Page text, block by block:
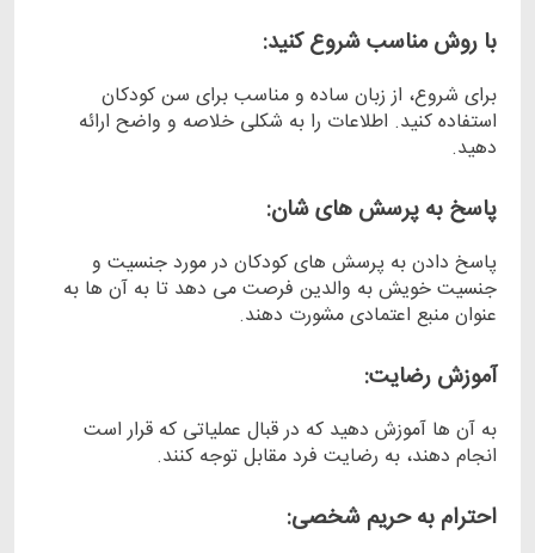
با روش مناسب شروع کنید:
برای شروع، از زبان ساده و مناسب برای سن کودکان
استفاده کنید. اطلاعات را به شکلی خلاصه و واضح ارائه
دهید.
پاسخ به پرسش‌ های شان:
پاسخ دادن به پرسش ‌های کودکان در مورد جنسیت و
جنسیت‌ خویش به والدین فرصت می ‌دهد تا به آن ‌ها به
عنوان منبع اعتمادی مشورت دهند.
آموزش رضایت:
به آن‌ ها آموزش دهید که در قبال عملیاتی که قرار است
انجام دهند، به رضایت فرد مقابل توجه کنند.
احترام به حریم شخصی: